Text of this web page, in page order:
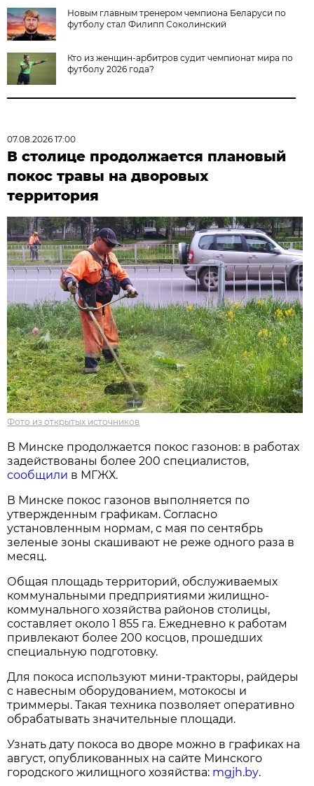
Новым главным тренером чемпиона Беларуси по
футболу стал Филипп Соколинский
Кто из женщин-арбитров судит чемпионат мира по
футболу 2026 года?
07.08.2026 17:00
В столице продолжается плановый
покос травы на дворовых
территория
Фото из открытых источников
В Минске продолжается покос газонов: в работах
задействованы более 200 специалистов,
сообщили в МГЖХ.
В Минске покос газонов выполняется по
утвержденным графикам. Согласно
установленным нормам, с мая по сентябрь
зеленые зоны скашивают не реже одного раза в
месяц.
Общая площадь территорий, обслуживаемых
коммунальными предприятиями жилищно-
коммунального хозяйства районов столицы,
составляет около 1 855 га. Ежедневно к работам
привлекают более 200 косцов, прошедших
специальную подготовку.
Для покоса используют мини-тракторы, райдеры
с навесным оборудованием, мотокосы и
триммеры. Такая техника позволяет оперативно
обрабатывать значительные площади.
Узнать дату покоса во дворе можно в графиках на
август, опубликованных на сайте Минского
городского жилищного хозяйства: mgjh.by.